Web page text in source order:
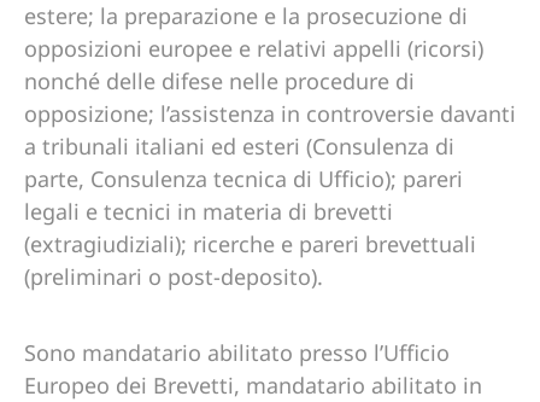
estere; la preparazione e la prosecuzione di
opposizioni europee e relativi appelli (ricorsi)
nonché delle difese nelle procedure di
opposizione; l’assistenza in controversie davanti
a tribunali italiani ed esteri (Consulenza di
parte, Consulenza tecnica di Ufficio); pareri
legali e tecnici in materia di brevetti
(extragiudiziali); ricerche e pareri brevettuali
(preliminari o post-deposito).
Sono mandatario abilitato presso l’Ufficio
Europeo dei Brevetti, mandatario abilitato in